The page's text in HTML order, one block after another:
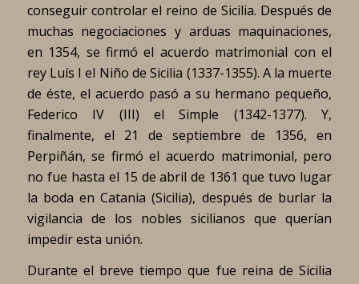
conseguir controlar el reino de Sicilia. Después de
muchas negociaciones y arduas maquinaciones,
en 1354, se firmó el acuerdo matrimonial con el
rey Luís I el Niño de Sicilia (1337-1355). A la muerte
de éste, el acuerdo pasó a su hermano pequeño,
Federico IV (III) el Simple (1342-1377). Y,
finalmente, el 21 de septiembre de 1356, en
Perpiñán, se firmó el acuerdo matrimonial, pero
no fue hasta el 15 de abril de 1361 que tuvo lugar
la boda en Catania (Sicilia), después de burlar la
vigilancia de los nobles sicilianos que querían
impedir esta unión.
Durante el breve tiempo que fue reina de Sicilia